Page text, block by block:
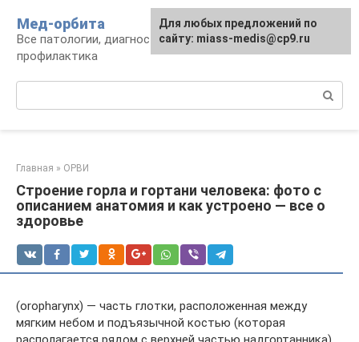
контенту
Мед-орбита
Все патологии, диагностика, лечение,
профилактика
Главная » ОРВИ
Строение горла и гортани человека: фото с
описанием анатомия и как устроено — все о
здоровье
(oropharynx) — часть глотки, расположенная между
мягким небом и подъязычной костью (которая
Для любых предложений по
сайту: miass-medis@cp9.ru